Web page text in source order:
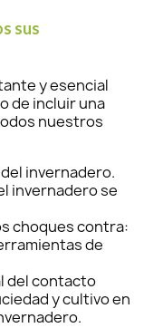
sus
y esencial
de incluir una
nuestros
invernadero.
invernadero se
choques contra:
de
del contacto
y cultivo en